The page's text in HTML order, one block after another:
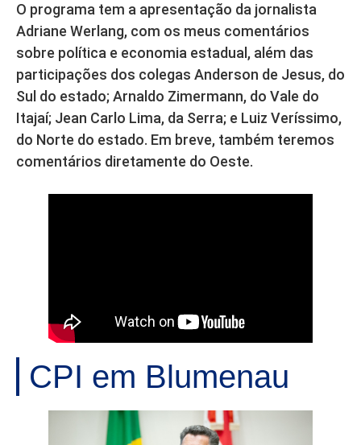
O programa tem a apresentação da jornalista
Adriane Werlang, com os meus comentários
sobre política e economia estadual, além das
participações dos colegas Anderson de Jesus, do
Sul do estado; Arnaldo Zimermann, do Vale do
Itajaí; Jean Carlo Lima, da Serra; e Luiz Veríssimo,
do Norte do estado. Em breve, também teremos
comentários diretamente do Oeste.
CPI em Blumenau